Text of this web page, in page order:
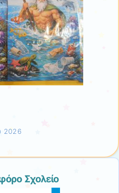
2026
Σχολείο